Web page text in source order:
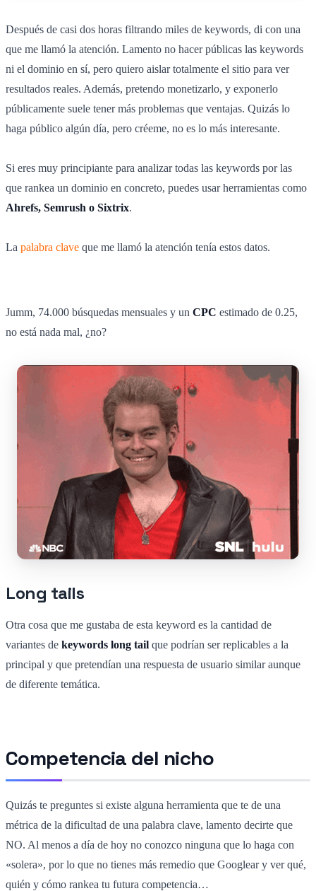
Después de casi dos horas filtrando miles de keywords, di con una
que me llamó la atención. Lamento no hacer públicas las keywords
ni el dominio en sí, pero quiero aislar totalmente el sitio para ver
resultados reales. Además, pretendo monetizarlo, y exponerlo
públicamente suele tener más problemas que ventajas. Quizás lo
haga público algún día, pero créeme, no es lo más interesante.
Si eres muy principiante para analizar todas las keywords por las
que rankea un dominio en concreto, puedes usar herramientas como
Ahrefs, Semrush o Sixtrix.
La palabra clave que me llamó la atención tenía estos datos.
Jumm, 74.000 búsquedas mensuales y un CPC estimado de 0.25,
no está nada mal, ¿no?
Long tails
Otra cosa que me gustaba de esta keyword es la cantidad de
variantes de keywords long tail que podrían ser replicables a la
principal y que pretendían una respuesta de usuario similar aunque
de diferente temática.
Competencia del nicho
Quizás te preguntes si existe alguna herramienta que te de una
métrica de la dificultad de una palabra clave, lamento decirte que
NO. Al menos a día de hoy no conozco ninguna que lo haga con
«solera», por lo que no tienes más remedio que Googlear y ver qué,
quién y cómo rankea tu futura competencia…